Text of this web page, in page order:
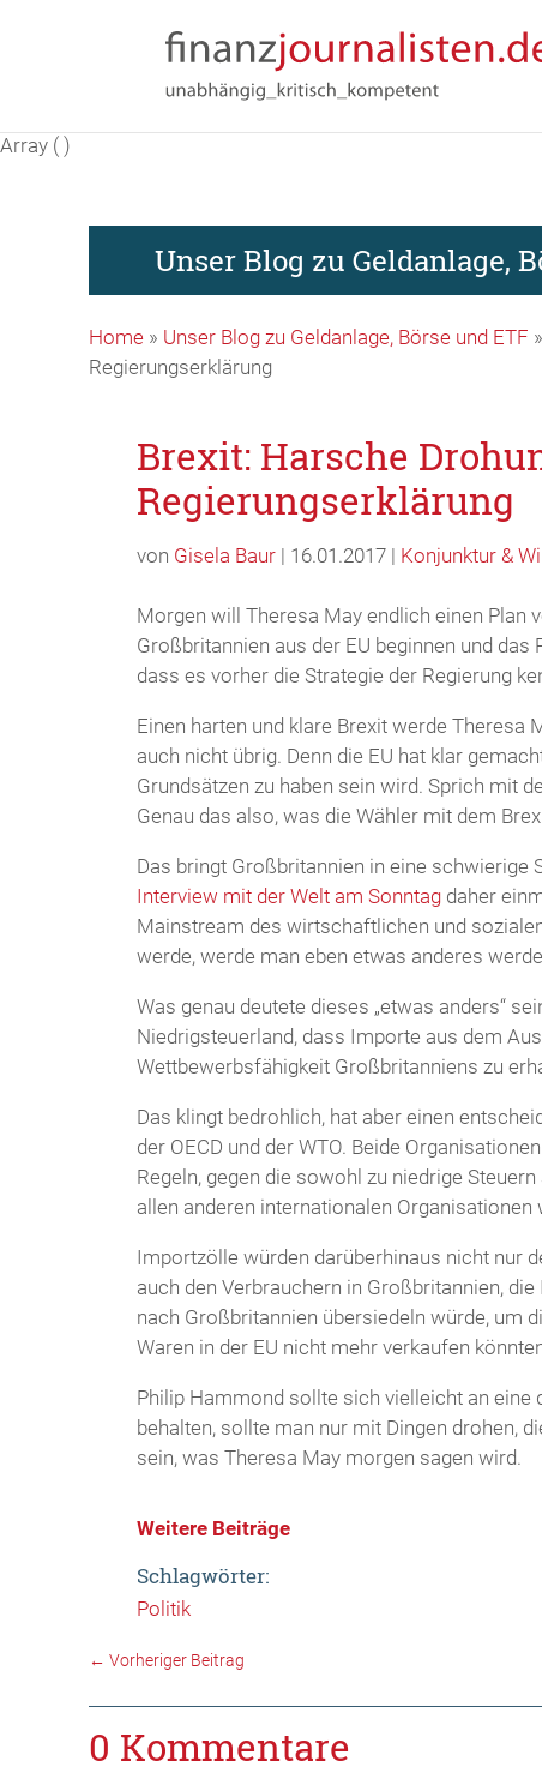
Array ( )
Unser Blog zu Geldanlage,
Home» Unser Blog zu Geldanlage, Börse und ETF »
Regierungserklärung
Brexit: Harsche
Regierungserklärung
von Gisela Baur| 16.01.2017 | Konjunktur &
Morgen will Theresa May endlich einen Plan
Großbritannien aus der EU beginnen und
dass es vorher die Strategie der Regierung
Einen harten und klare Brexit werde Theresa
auch nicht übrig. Denn die EU hat klar
Grundsätzen zu haben sein wird. Sprich mit
Genau das also, was die Wähler mit dem
Das bringt Großbritannien in eine
Interview mit der Welt am Sonntagdaher
Mainstream des wirtschaftlichen und
werde, werde man eben etwas anderes
Was genau deutete dieses „etwas anders“
Niedrigsteuerland, dass Importe aus dem
Wettbewerbsfähigkeit Großbritanniens zu
Das klingt bedrohlich, hat aber einen
der OECD und der WTO. Beide
Regeln, gegen die sowohl zu niedrige
allen anderen internationalen
Importzölle würden darüberhinaus nicht nur
auch den Verbrauchern in Großbritannien,
nach Großbritannien übersiedeln würde, um
Waren in der EU nicht mehr verkaufen
Philip Hammond sollte sich vielleicht an eine
behalten, sollte man nur mit Dingen drohen,
sein, was Theresa May morgen sagen wird.
Weitere Beiträge
Schlagwörter:
Politik
← Vorheriger Beitrag
0 Kommentare